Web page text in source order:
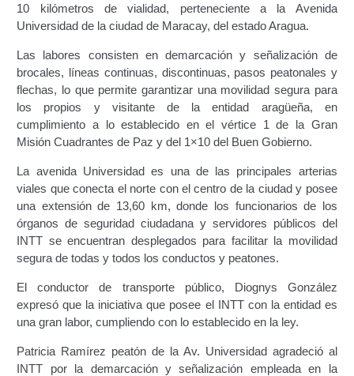
Biblioteca
Búsqueda Predictiva Woocommerce
Certificación de Datos para Efectos Consulares con
Apostilla Electrónica – Servicio Frecuente
Certificación Provisional de Prestación del Servicio de
Transporte Público de Personas Modalidad Periférico
(RUTAS SUBURBANA O INTERURBANAS) – Servicio
Frecuente
Consultas Privadas
Educación Vial
Escuelas del Transporte e Instructores de Manejo
Estacionamientos registrados ante el INTT
10 kilómetros de vialidad, perteneciente a la Avenida
Universidad de la ciudad de Maracay, del estado Aragua.
Las labores consisten en demarcación y señalización de
brocales, líneas continuas, discontinuas, pasos peatonales y
flechas, lo que permite garantizar una movilidad segura para
los propios y visitante de la entidad aragüeña, en
cumplimiento a lo establecido en el vértice 1 de la Gran
Misión Cuadrantes de Paz y del 1×10 del Buen Gobierno.
La avenida Universidad es una de las principales arterias
viales que conecta el norte con el centro de la ciudad y posee
una extensión de 13,60 km, donde los funcionarios de los
órganos de seguridad ciudadana y servidores públicos del
INTT se encuentran desplegados para facilitar la movilidad
segura de todas y todos los conductos y peatones.
El conductor de transporte público, Diognys González
expresó que la iniciativa que posee el INTT con la entidad es
una gran labor, cumpliendo con lo establecido en la ley.
Patricia Ramírez peatón de la Av. Universidad agradeció al
INTT por la demarcación y señalización empleada en la